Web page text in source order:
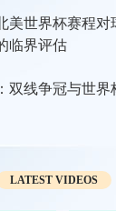
LATEST VIDEOS